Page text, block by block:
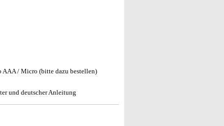
AAA / Micro (bitte dazu bestellen)
und deutscher Anleitung